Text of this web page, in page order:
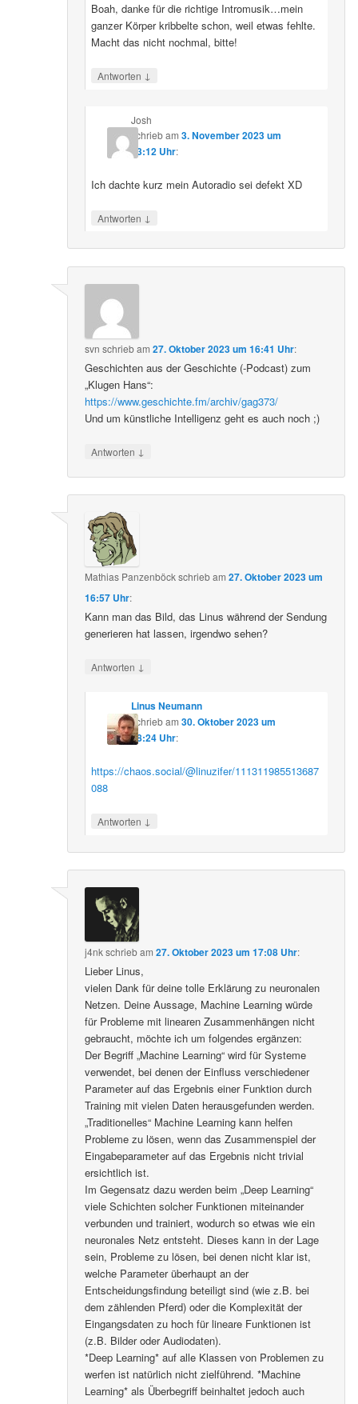
Boah, danke für die richtige Intromusik…mein
ganzer Körper kribbelte schon, weil etwas fehlte.
Macht das nicht nochmal, bitte!
Antworten ↓
Josh
schriebam 3. November 2023 um
13:12 Uhr:
Ich dachte kurz mein Autoradio sei defekt XD
Antworten ↓
svn schriebam27. Oktober 2023 um 16:41 Uhr:
Geschichten aus der Geschichte (-Podcast) zum
„Klugen Hans“:
https://www.geschichte.fm/archiv/gag373/
Und um künstliche Intelligenz geht es auch noch ;)
Antworten ↓
Mathias Panzenböckschriebam27. Oktober 2023 um
16:57 Uhr:
Kann man das Bild, das Linus während der Sendung
generieren hat lassen, irgendwo sehen?
Antworten ↓
Linus Neumann
schriebam 30. Oktober 2023 um
08:24 Uhr:
https://chaos.social/@linuzifer/111311985513687
088
Antworten ↓
j4nkschriebam27. Oktober 2023 um 17:08 Uhr:
Lieber Linus,
vielen Dank für deine tolle Erklärung zu neuronalen
Netzen. Deine Aussage, Machine Learning würde
für Probleme mit linearen Zusammenhängen nicht
gebraucht, möchte ich um folgendes ergänzen:
Der Begriff „Machine Learning“ wird für Systeme
verwendet, bei denen der Einfluss verschiedener
Parameter auf das Ergebnis einer Funktion durch
Training mit vielen Daten herausgefunden werden.
„Traditionelles“ Machine Learning kann helfen
Probleme zu lösen, wenn das Zusammenspiel der
Eingabeparameter auf das Ergebnis nicht trivial
ersichtlich ist.
Im Gegensatz dazu werden beim „Deep Learning“
viele Schichten solcher Funktionen miteinander
verbunden und trainiert, wodurch so etwas wie ein
neuronales Netz entsteht. Dieses kann in der Lage
sein, Probleme zu lösen, bei denen nicht klar ist,
welche Parameter überhaupt an der
Entscheidungsfindung beteiligt sind (wie z.B. bei
dem zählenden Pferd) oder die Komplexität der
Eingangsdaten zu hoch für lineare Funktionen ist
(z.B. Bilder oder Audiodaten).
*Deep Learning* auf alle Klassen von Problemen zu
werfen ist natürlich nicht zielführend. *Machine
Learning* als Überbegriff beinhaltet jedoch auch